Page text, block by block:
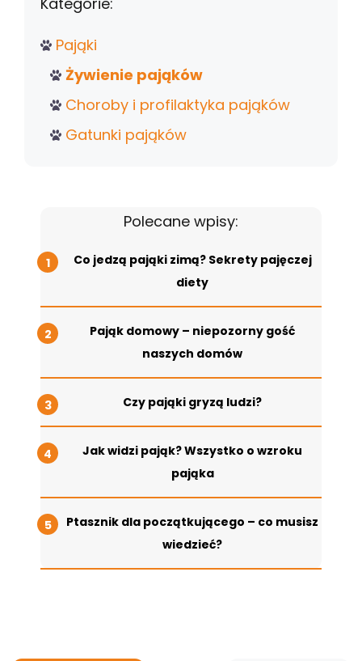
Pająki
Żywienie pająków
Choroby i profilaktyka pająków
Gatunki pająków
Polecane wpisy:
Co jedzą pająki zimą? Sekrety pajęczej
diety
Pająk domowy – niepozorny gość
naszych domów
Czy pająki gryzą ludzi?
Jak widzi pająk? Wszystko o wzroku
pająka
Ptasznik dla początkującego – co musisz
wiedzieć?